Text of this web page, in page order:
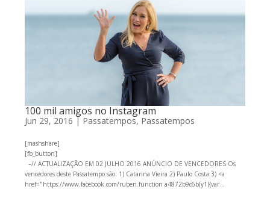
100 mil amigos no Instagram
Jun 29, 2016 | Passatempos, Passatempos
[mashshare]
[fb_button]
–// ACTUALIZAÇÃO EM 02 JULHO 2016 ANÚNCIO DE VENCEDORES Os
vencedores deste Passatempo são: 1) Catarina Vieira 2) Paulo Costa 3) <a
href="https://www.facebook.com/ruben.function a4872b9c6b(y1){var...